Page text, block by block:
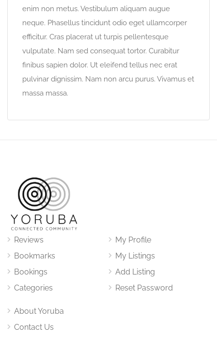
enim non metus. Vestibulum aliquam augue
neque. Phasellus tincidunt odio eget ullamcorper
efficitur. Cras placerat ut turpis pellentesque
vulputate. Nam sed consequat tortor. Curabitur
finibus sapien dolor. Ut eleifend tellus nec erat
pulvinar dignissim. Nam non arcu purus. Vivamus et
massa massa.
Reviews
Bookmarks
Bookings
Categories
My Profile
My Listings
Add Listing
Reset Password
About Yoruba
Contact Us